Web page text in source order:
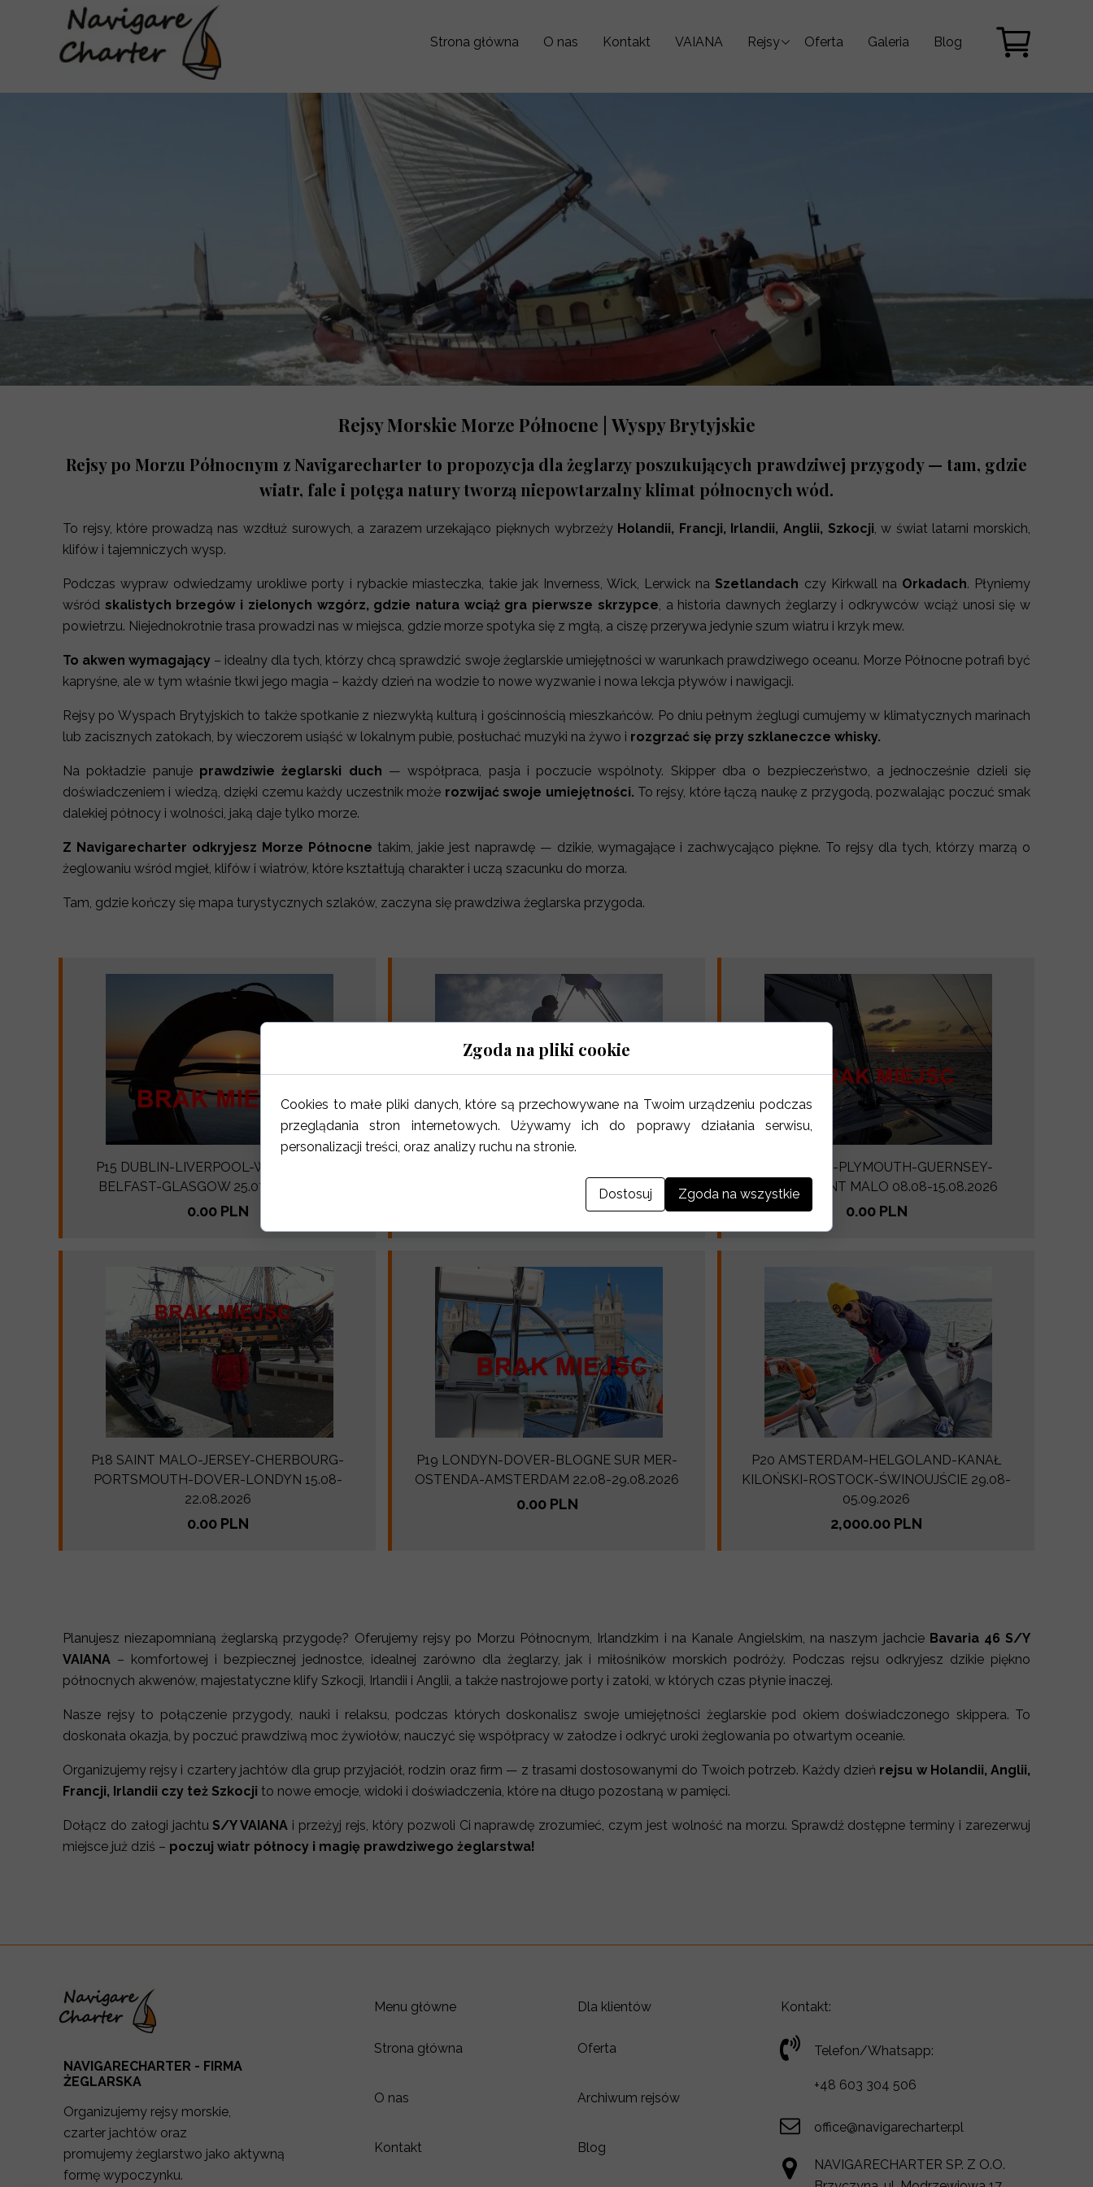
Strona główna O nas Kontakt VAIANA Rejsy
Archiwum rejsów
Oferta Galeria Blog
Rejsy Morskie Morze Północne | Wyspy Brytyjskie
Rejsy po Morzu Północnym z Navigarecharter to propozycja dla żeglarzy poszukujących prawdziwej przygody — tam, gdzie
wiatr, fale i potęga natury tworzą niepowtarzalny klimat północnych wód.
To rejsy, które prowadzą nas wzdłuż surowych, a zarazem urzekająco pięknych wybrzeży Holandii, Francji, Irlandii, Anglii, Szkocji, w świat latarni morskich,
klifów i tajemniczych wysp.
Podczas wypraw odwiedzamy urokliwe porty i rybackie miasteczka, takie jak Inverness, Wick, Lerwick na Szetlandach czy Kirkwall na Orkadach. Płyniemy
wśród skalistych brzegów i zielonych wzgórz, gdzie natura wciąż gra pierwsze skrzypce, a historia dawnych żeglarzy i odkrywców wciąż unosi się w
powietrzu. Niejednokrotnie trasa prowadzi nas w miejsca, gdzie morze spotyka się z mgłą, a ciszę przerywa jedynie szum wiatru i krzyk mew.
To akwen wymagający – idealny dla tych, którzy chcą sprawdzić swoje żeglarskie umiejętności w warunkach prawdziwego oceanu. Morze Północne potrafi być
kapryśne, ale w tym właśnie tkwi jego magia – każdy dzień na wodzie to nowe wyzwanie i nowa lekcja pływów i nawigacji.
Rejsy po Wyspach Brytyjskich to także spotkanie z niezwykłą kulturą i gościnnością mieszkańców. Po dniu pełnym żeglugi cumujemy w klimatycznych marinach
lub zacisznych zatokach, by wieczorem usiąść w lokalnym pubie, posłuchać muzyki na żywo i rozgrzać się przy szklaneczce whisky.
Na pokładzie panuje prawdziwie żeglarski duch — współpraca, pasja i poczucie wspólnoty. Skipper dba o bezpieczeństwo, a jednocześnie dzieli się
doświadczeniem i wiedzą, dzięki czemu każdy uczestnik może rozwijać swoje umiejętności. To rejsy, które łączą naukę z przygodą, pozwalając poczuć smak
dalekiej północy i wolności, jaką daje tylko morze.
Z Navigarecharter odkryjesz Morze Północne takim, jakie jest naprawdę — dzikie, wymagające i zachwycająco piękne. To rejsy dla tych, którzy marzą o
żeglowaniu wśród mgieł, klifów i wiatrów, które kształtują charakter i uczą szacunku do morza.
Tam, gdzie kończy się mapa turystycznych szlaków, zaczyna się prawdziwa żeglarska przygoda.
P15 DUBLIN-LIVERPOOL-WYSPA MAN-
BELFAST-GLASGOW 25.07-01.08.2026
0.00 PLN
WYSPA MAN-DUBLIN 01.08-08.08.2026
P17 DUBLIN-PLYMOUTH-GUERNSEY-
JERSEY-SAINT MALO 08.08-15.08.2026
0.00 PLN
P18 SAINT MALO-JERSEY-CHERBOURG-
PORTSMOUTH-DOVER-LONDYN 15.08-
22.08.2026
0.00 PLN
P19 LONDYN-DOVER-BLOGNE SUR MER-
OSTENDA-AMSTERDAM 22.08-29.08.2026
0.00 PLN
P20 AMSTERDAM-HELGOLAND-KANAŁ
KILOŃSKI-ROSTOCK-ŚWINOUJŚCIE 29.08-
05.09.2026
2,000.00 PLN
Planujesz niezapomnianą żeglarską przygodę? Oferujemy rejsy po Morzu Północnym, Irlandzkim i na Kanale Angielskim, na naszym jachcie Bavaria 46 S/Y
VAIANA – komfortowej i bezpiecznej jednostce, idealnej zarówno dla żeglarzy, jak i miłośników morskich podróży. Podczas rejsu odkryjesz dzikie piękno
północnych akwenów, majestatyczne klify Szkocji, Irlandii i Anglii, a także nastrojowe porty i zatoki, w których czas płynie inaczej.
Nasze rejsy to połączenie przygody, nauki i relaksu, podczas których doskonalisz swoje umiejętności żeglarskie pod okiem doświadczonego skippera. To
doskonała okazja, by poczuć prawdziwą moc żywiołów, nauczyć się współpracy w załodze i odkryć uroki żeglowania po otwartym oceanie.
Organizujemy rejsy i czartery jachtów dla grup przyjaciół, rodzin oraz firm — z trasami dostosowanymi do Twoich potrzeb. Każdy dzień rejsu w Holandii, Anglii,
Francji, Irlandii czy też Szkocji to nowe emocje, widoki i doświadczenia, które na długo pozostaną w pamięci.
Dołącz do załogi jachtu S/Y VAIANA i przeżyj rejs, który pozwoli Ci naprawdę zrozumieć, czym jest wolność na morzu. Sprawdź dostępne terminy i zarezerwuj
miejsce już dziś – poczuj wiatr północy i magię prawdziwego żeglarstwa!
NAVIGARECHARTER - FIRMA
ŻEGLARSKA
Organizujemy rejsy morskie,
czarter jachtów oraz
promujemy żeglarstwo jako aktywną
formę wypoczynku.
Dla klientów
Oferta
Archiwum rejsów
Blog
Menu główne
Strona główna
O nas
Kontakt
Kontakt:
Telefon/Whatsapp:
+48 603 304 506
office@navigarecharter.pl
NAVIGARECHARTER SP. Z O.O.
Zgoda na pliki cookie
Cookies to małe pliki danych, które są przechowywane na Twoim urządzeniu podczas
przeglądania stron internetowych. Używamy ich do poprawy działania serwisu,
personalizacji treści, oraz analizy ruchu na stronie.
Dostosuj Zgoda na wszystkie